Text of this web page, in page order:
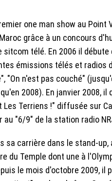
one man show au Point
grâce à un concours
sitcom télé. En 2006 il débute
émissions télés et radios
"On n'est pas couché"
2008). En janvier 2008, il
Terriens !" diffusée sur
"6/9" de la station radio
sa carrière dans le stand-up,
du Temple dont une à
le mois d'octobre 2009, il